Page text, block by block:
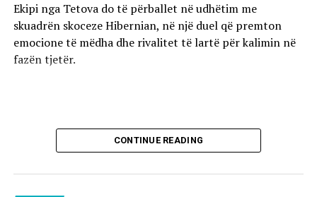
Ekipi nga Tetova do të përballet në udhëtim me
skuadrën skoceze Hibernian, në një duel që premton
emocione të mëdha dhe rivalitet të lartë për kalimin në
fazën tjetër.
CONTINUE READING